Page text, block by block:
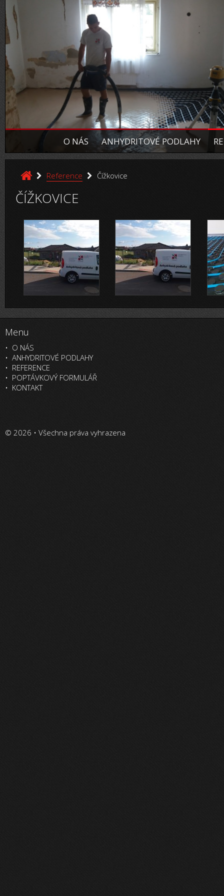
O NÁS ANHYDRITOVÉ PODLAHY
Reference Čížkovice
ČÍŽKOVICE
Menu
O NÁS
ANHYDRITOVÉ PODLAHY
REFERENCE
POPTÁVKOVÝ FORMULÁŘ
KONTAKT
© 2026 • Všechna práva vyhrazena